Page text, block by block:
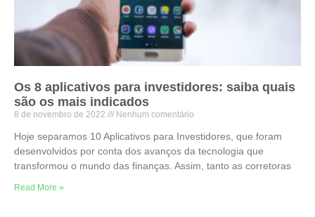
Os 8 aplicativos para investidores: saiba quais
são os mais indicados
8 de novembro de 2022 Nenhum comentário
Hoje separamos 10 Aplicativos para Investidores, que foram
desenvolvidos por conta dos avanços da tecnologia que
transformou o mundo das finanças. Assim, tanto as corretoras
Read More »